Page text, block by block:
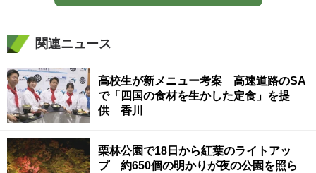
関連ニュース
高校生が新メニュー考案 高速道路のSA
で「四国の食材を生かした定食」を提
供 香川
栗林公園で18日から紅葉のライトアッ
プ 約650個の明かりが夜の公園を照ら